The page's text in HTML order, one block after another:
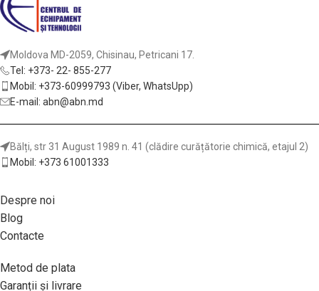
Moldova MD-2059, Chisinau, Petricani 17.
Tel: +373- 22- 855-277
Mobil: +373-60999793 (Viber, WhatsUpp)
E-mail: abn@abn.md
Bălți, str 31 August 1989 n. 41 (clădire curățătorie chimică, etajul 2)
Mobil: +373 61001333
Despre noi
Blog
Contacte
Metod de plata
Garanții și livrare